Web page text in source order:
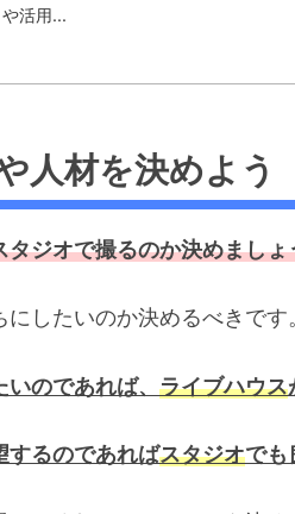
や活用...
人材を決めよう
ジオで撮るのか決めましょ
したいのか決めるべきです
いのであれば、 ライブハウス
するのであればスタジオでも